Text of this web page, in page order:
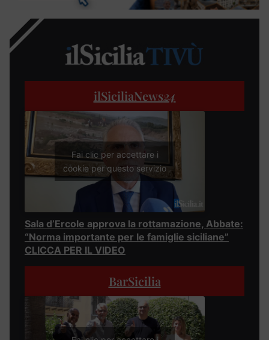
ilSiciliaNews24
Fai clic per accettare i
cookie per questo servizio
Sala d’Ercole approva la rottamazione, Abbate:
“Norma importante per le famiglie siciliane”
CLICCA PER IL VIDEO
BarSicilia